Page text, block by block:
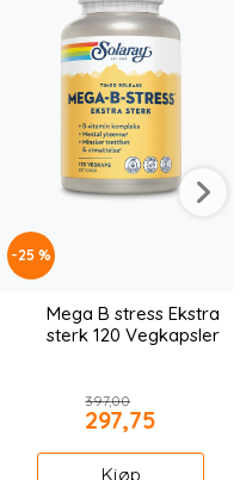
-25 %
Mega B stress Ekstra
sterk 120 Vegkapsler
397,00
297,75
Kjøp